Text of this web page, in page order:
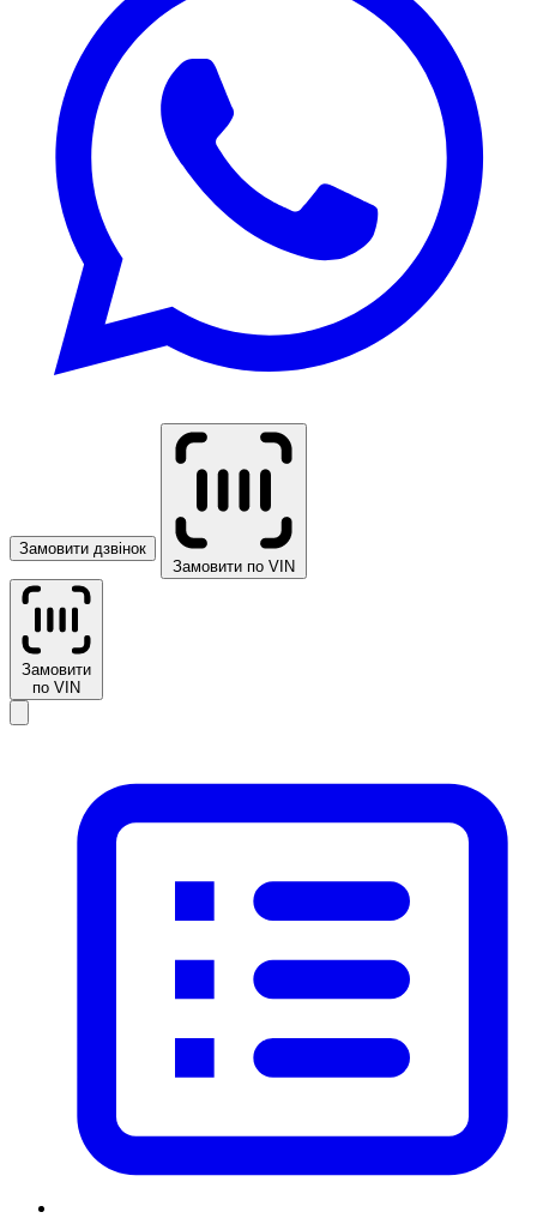
Замовити дзвінок
Замовити по VIN
Замовити
по VIN